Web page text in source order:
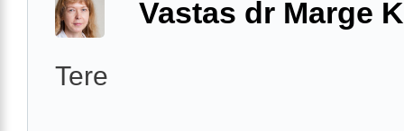
Vastas dr Marge
Tere